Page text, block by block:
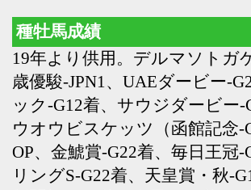
G33着）、フルメタルボディー（谷川岳S-
L2着）、クイーンオブソウル（アネモネS-
L3着）、ミラーオブマインド（カトレアS-
OP2着）、フタバ（フェニックス賞-OP2
着）
PageTop
Home
Back
クラブ紹介 入会案内 所属馬情報 お問合せ
著作権 個人情報保護方針 ファンド勧誘方針